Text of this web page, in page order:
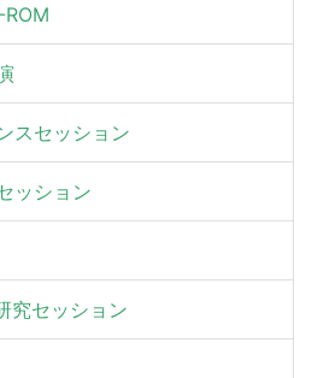
スセッション
ッション
究セッション